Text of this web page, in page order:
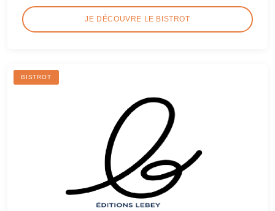
JE DÉCOUVRE LE BISTROT
BISTROT